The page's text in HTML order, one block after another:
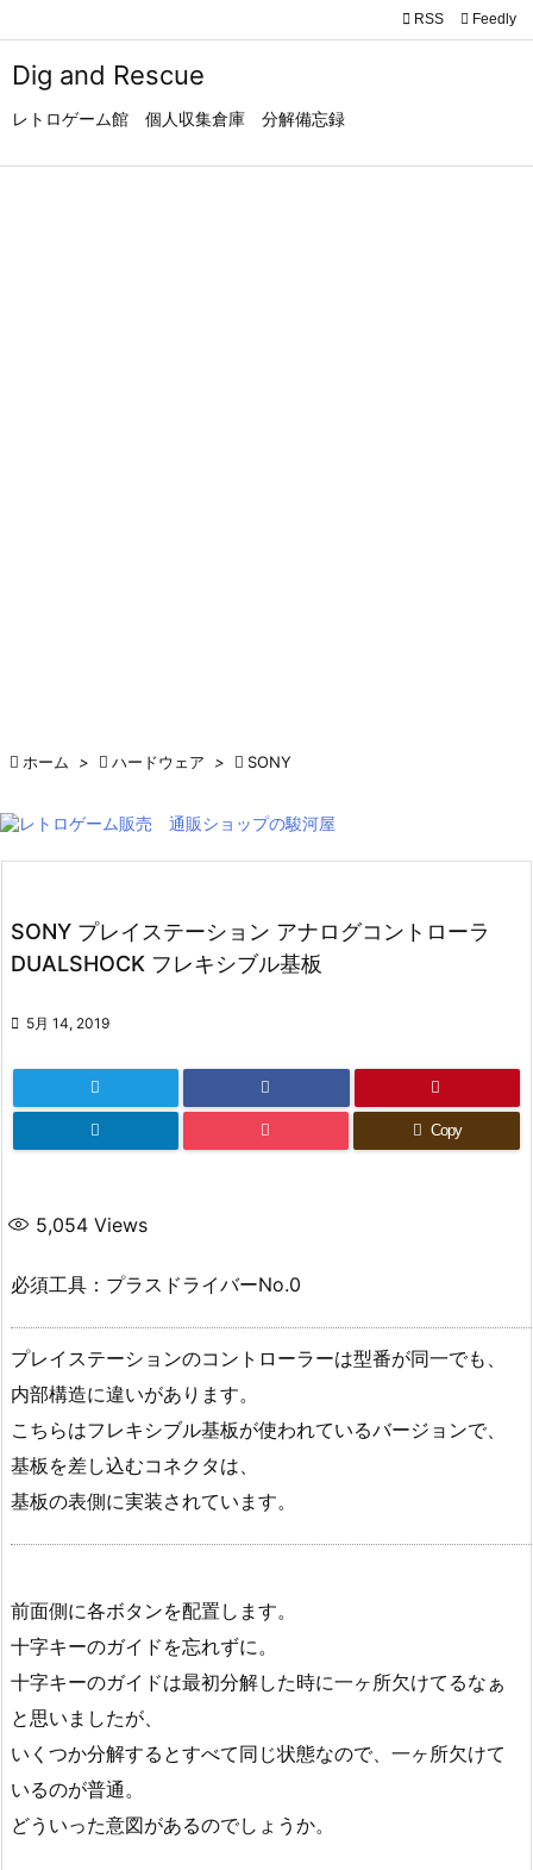
Dig and Rescue
レトロゲーム館 個人収集倉庫 分解備忘録


 RSS Feedly
 ホーム >  ハードウェア >  SONY
SONY プレイステーション アナログコントローラ
DUALSHOCK フレキシブル基板
 5月 14, 2019
Copy
5,054 Views
必須工具：プラスドライバーNo.0
プレイステーションのコントローラーは型番が同一でも、
内部構造に違いがあります。
こちらはフレキシブル基板が使われているバージョンで、
基板を差し込むコネクタは、
基板の表側に実装されています。
前面側に各ボタンを配置します。
十字キーのガイドを忘れずに。
十字キーのガイドは最初分解した時に一ヶ所欠けてるなぁ
と思いましたが、
いくつか分解するとすべて同じ状態なので、一ヶ所欠けて
いるのが普通。
どういった意図があるのでしょうか。